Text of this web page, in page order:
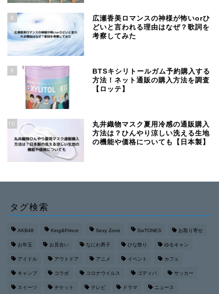
8
広瀬香美ロマンスの神様が怖いorひ
どいと言われる理由はなぜ？歌詞を
考察してみた
9
BTSキシリトールガム予約購入する
方法！ネット通販の購入方法を調査
【ロッテ】
10
丸井織物マスク夏用冷感の通販購入
方法は？ひんやり涼しい洗える生地
の機能や価格についても【日本製】
タグ検索
AKB48 King&Prince Sexy Zone SixTONES お取り寄せ
お年玉 お見合い なにわ男子 ひな祭り ゆるキャン
アイドル アウトドア アニメ イベント カフェ
キャンプ コラボ コロナウイルス ゴディバ サッカー
スイーツ チケット テレビ ドラマ ニュース